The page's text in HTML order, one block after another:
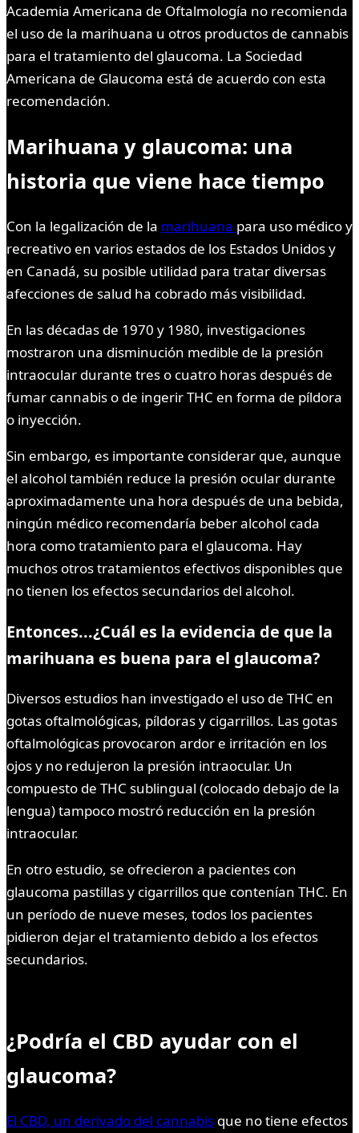
Academia Americana de Oftalmología no recomienda
el uso de la marihuana u otros productos de cannabis
para el tratamiento del glaucoma. La Sociedad
Americana de Glaucoma está de acuerdo con esta
recomendación.
Marihuana y glaucoma: una
historia que viene hace tiempo
Con la legalización de la marihuana para uso médico y
recreativo en varios estados de los Estados Unidos y
en Canadá, su posible utilidad para tratar diversas
afecciones de salud ha cobrado más visibilidad.
En las décadas de 1970 y 1980, investigaciones
mostraron una disminución medible de la presión
intraocular durante tres o cuatro horas después de
fumar cannabis o de ingerir THC en forma de píldora
o inyección.
Sin embargo, es importante considerar que, aunque
el alcohol también reduce la presión ocular durante
aproximadamente una hora después de una bebida,
ningún médico recomendaría beber alcohol cada
hora como tratamiento para el glaucoma. Hay
muchos otros tratamientos efectivos disponibles que
no tienen los efectos secundarios del alcohol.
Entonces...¿Cuál es la evidencia de que la
marihuana es buena para el glaucoma?
Diversos estudios han investigado el uso de THC en
gotas oftalmológicas, píldoras y cigarrillos. Las gotas
oftalmológicas provocaron ardor e irritación en los
ojos y no redujeron la presión intraocular. Un
compuesto de THC sublingual (colocado debajo de la
lengua) tampoco mostró reducción en la presión
intraocular.
En otro estudio, se ofrecieron a pacientes con
glaucoma pastillas y cigarrillos que contenían THC. En
un período de nueve meses, todos los pacientes
pidieron dejar el tratamiento debido a los efectos
secundarios.
¿Podría el CBD ayudar con el
glaucoma?
El CBD, un derivado del cannabis que no tiene efectos